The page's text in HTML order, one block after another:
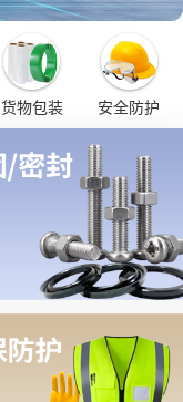
货物包装 安全防护